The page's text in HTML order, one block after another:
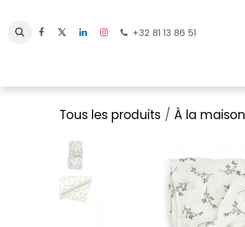
+32 81 13 86 51
Tous les produits À la maison